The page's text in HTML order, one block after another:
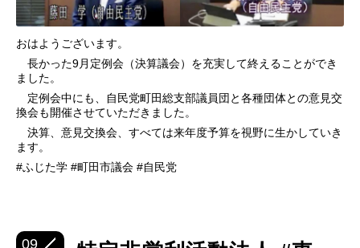
おはようございます。
長かった9月定例会（決算議会）を充実して終えることができ
ました。
定例会中にも、自民党町田総支部議員団と各種団体との意見交
換会も開催させていただきました。
決算、意見交換会、すべては来年度予算を視野に生かしていき
ます。
#ふじた学 #町田市議会 #自民党
09